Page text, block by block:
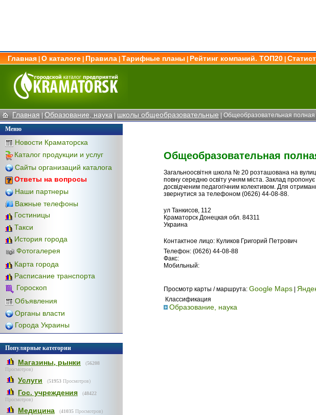
Главная О каталоге Правила Тарифные планы Рейтинг компаний. ТОП20
Главная | Образование, наука | школы общеобразовательные | Общеобразовательная
Меню
Новости Краматорска
Каталог продукции и услуг
Сайты организаций каталога
Ответы на вопросы
Наши партнеры
Важные телефоны
Гостиницы
Такси
История города
Фотогалерея
Карта города
Расписание транспорта
Гороскоп
Объявления
Органы власти
Города Украины
Популярные категории
Магазины, рынки (56208
Просмотров)
Услуги (51953 Просмотров)
Гос. учреждения (48422
Просмотров)
Медицина (41035 Просмотров)
Общеобразовательная
Загальноосвітня школа № 20 розташована на
повну середню освіту учням міста. Заклад
досвідченим педагогічним колективом. Для
звернутися за телефоном (0626) 44-08-88.
ул Танкисов, 112
Краматорск Донецкая обл. 84311
Украина
Контактное лицо: Куликов Григорий Петрович
Телефон: (0626) 44-08-88
Факс:
Мобильный:
Просмотр карты / маршрута: Google Maps |
Классификация
Образование, наука